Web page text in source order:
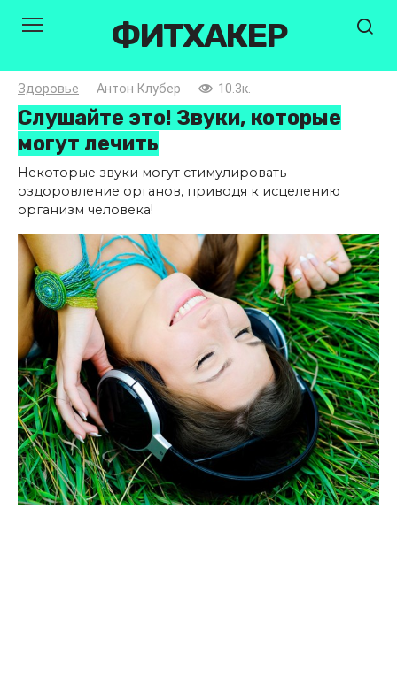
ФИТХАКЕР
Здоровье Антон Клубер 10.3к.
Слушайте это! Звуки, которые
могут лечить
Некоторые звуки могут стимулировать
оздоровление органов, приводя к исцелению
организм человека!